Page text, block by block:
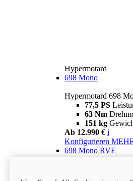
Hypermotard
698 Mono
Hypermotard 698
77,5 PS
63 Nm
151 kg
Ab 12.990 € i
Konfigurieren
698 Mono RVE
77,5 PS